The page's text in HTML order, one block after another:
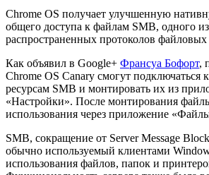
Chrome OS получает улучшенную
общего доступа к файлам SMB, одного
распространенных протоколов файловых
Как объявил в Google+ Франсуа Бофорт,
Chrome OS Canary смогут
ресурсам SMB и монтировать их из
«Настройки». После монтирования
использования через приложение
SMB, сокращение от Server Message
обычно используемый клиентами
использования файлов, папок и